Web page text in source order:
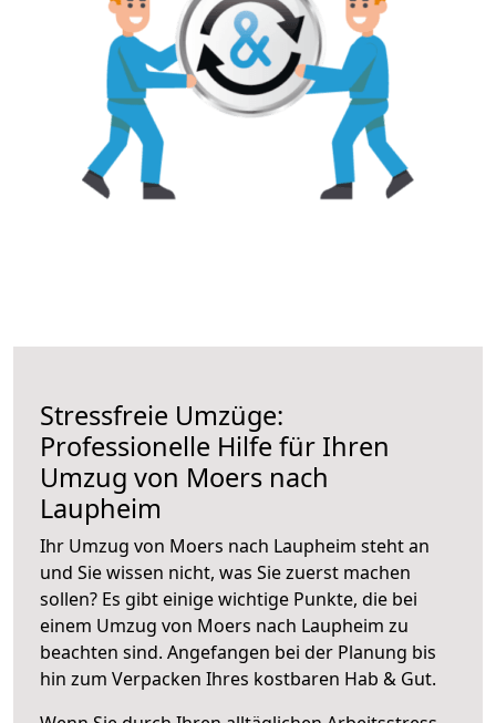
Stressfreie Umzüge:
Professionelle Hilfe für Ihren
Umzug von Moers nach
Laupheim
Ihr Umzug von Moers nach Laupheim steht an
und Sie wissen nicht, was Sie zuerst machen
sollen? Es gibt einige wichtige Punkte, die bei
einem Umzug von Moers nach Laupheim zu
beachten sind. Angefangen bei der Planung bis
hin zum Verpacken Ihres kostbaren Hab & Gut.